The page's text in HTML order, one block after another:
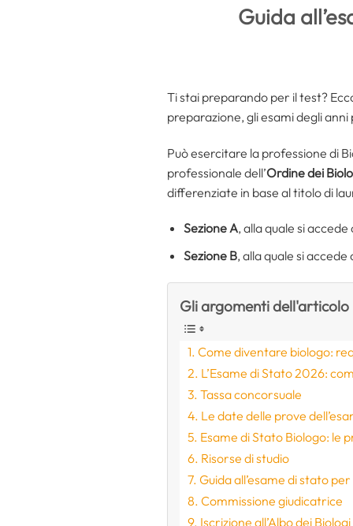
Guida
Ti stai preparando per il test?
preparazione, gli esami degli
Può esercitare la professione di
professionale dell’Ordine dei
differenziate in base al titolo di
Sezione A, alla quale si
Sezione B, alla quale si
Gli argomenti dell'articolo
Come diventare biologo:
L’Esame di Stato 2026:
Tassa concorsuale
Le date delle prove
Esame di Stato Biologo: le
Risorse di studio
Guida all’esame di stato
Commissione giudicatrice
Iscrizione all’Albo dei Biologi